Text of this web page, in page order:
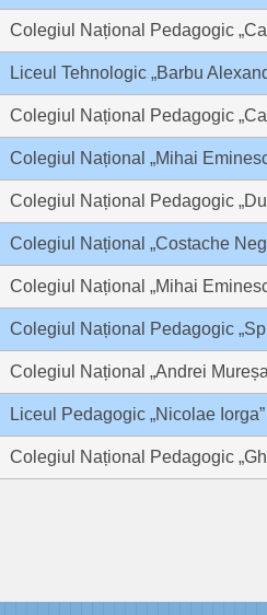
Colegiul Național Pedagogic
Liceul Tehnologic „Barbu
Colegiul Național Pedagogic
Colegiul Național „Mihai
Colegiul Național Pedagogic
Colegiul Național „Costache
Colegiul Național „Mihai
Colegiul Național Pedagogic
Colegiul Național „Andrei
Liceul Pedagogic „Nicolae
Colegiul Național Pedagogic